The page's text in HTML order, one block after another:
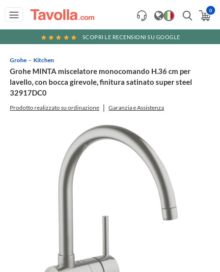
0
SCOPRI LE RECENSIONI SU GOOGLE
Grohe Kitchen
Grohe MINTA miscelatore monocomando H.36 cm per
lavello, con bocca girevole, finitura satinato super steel
32917DC0
Prodotto realizzato su ordinazione Garanzia e Assistenza